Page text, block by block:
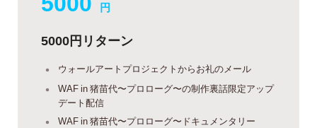
円
5000円リターン
ウォールアートプロジェクトからお礼のメール
WAF in 猪苗代〜プロローグ〜の制作裏話限定アップ
デート配信
WAF in 猪苗代〜プロローグ〜ドキュメンタリー